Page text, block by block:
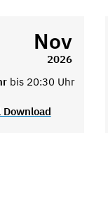
Nov
2026
bis 20:30 Uhr
Download